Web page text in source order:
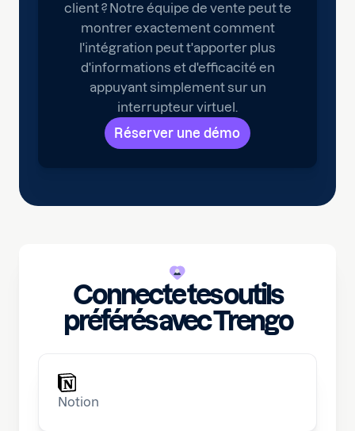
client ? Notre équipe de vente peut te
montrer exactement comment
l'intégration peut t'apporter plus
d'informations et d'efficacité en
appuyant simplement sur un
interrupteur virtuel.
Réserver une démo
Connecte tes outils
préférés avec Trengo
Notion